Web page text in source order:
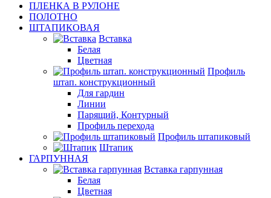
ПЛЕНКА В РУЛОНЕ
ПОЛОТНО
ШТАПИКОВАЯ
Вставка
Белая
Цветная
Профиль
штап. конструкционный
Для гардин
Линии
Парящий, Контурный
Профиль перехода
Профиль штапиковый
Штапик
ГАРПУННАЯ
Вставка гарпунная
Белая
Цветная